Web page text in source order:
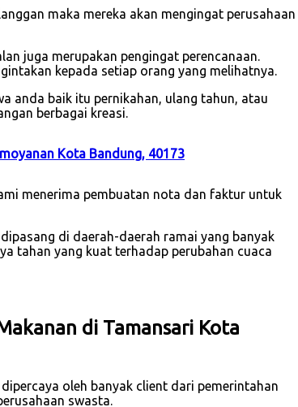
maka mereka akan mengingat perusahaan
juga merupakan pengingat perencanaan.
kepada setiap orang yang melihatnya.
anda baik itu pernikahan, ulang tahun, atau
berbagai kreasi.
Kota Bandung, 40173
menerima pembuatan nota dan faktur untuk
di daerah-daerah ramai yang banyak
tahan yang kuat terhadap perubahan cuaca
di Tamansari Kota
oleh banyak client dari pemerintahan
swasta.